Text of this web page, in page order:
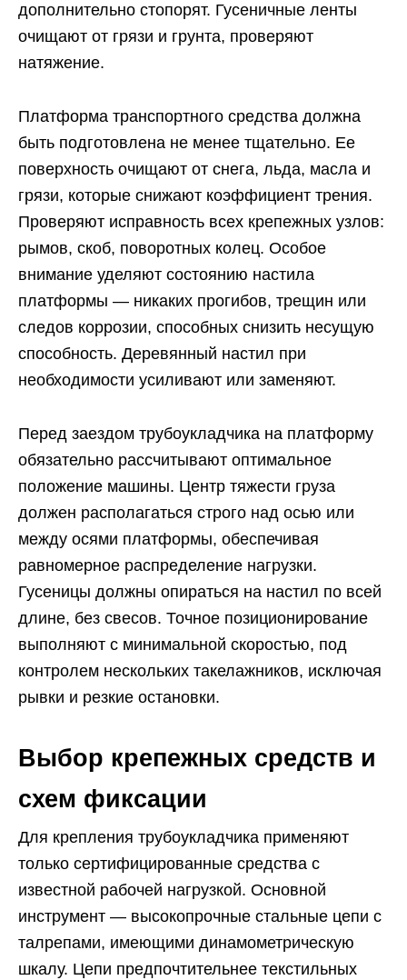
дополнительно стопорят. Гусеничные ленты
очищают от грязи и грунта, проверяют
натяжение.
Платформа транспортного средства должна
быть подготовлена не менее тщательно. Ее
поверхность очищают от снега, льда, масла и
грязи, которые снижают коэффициент трения.
Проверяют исправность всех крепежных узлов:
рымов, скоб, поворотных колец. Особое
внимание уделяют состоянию настила
платформы — никаких прогибов, трещин или
следов коррозии, способных снизить несущую
способность. Деревянный настил при
необходимости усиливают или заменяют.
Перед заездом трубоукладчика на платформу
обязательно рассчитывают оптимальное
положение машины. Центр тяжести груза
должен располагаться строго над осью или
между осями платформы, обеспечивая
равномерное распределение нагрузки.
Гусеницы должны опираться на настил по всей
длине, без свесов. Точное позиционирование
выполняют с минимальной скоростью, под
контролем нескольких такелажников, исключая
рывки и резкие остановки.
Выбор крепежных средств и
схем фиксации
Для крепления трубоукладчика применяют
только сертифицированные средства с
известной рабочей нагрузкой. Основной
инструмент — высокопрочные стальные цепи с
талрепами, имеющими динамометрическую
шкалу. Цепи предпочтительнее текстильных